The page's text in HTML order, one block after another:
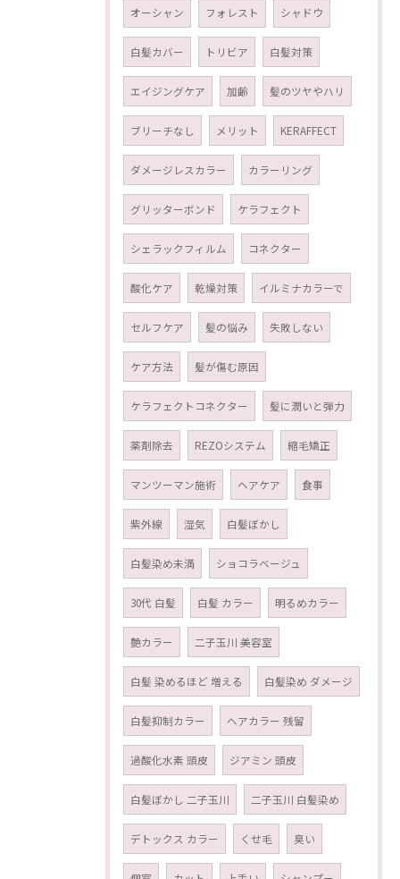
オーシャン フォレスト シャドウ
白髪カバー トリビア 白髪対策
エイジングケア 加齢 髪のツヤやハリ
ブリーチなし メリット KERAFFECT
ダメージレスカラー カラーリング
グリッターボンド ケラフェクト
シェラックフィルム コネクター
酸化ケア 乾燥対策 イルミナカラーで
セルフケア 髪の悩み 失敗しない
ケア方法 髪が傷む原因
ケラフェクトコネクター 髪に潤いと弾力
薬剤除去 REZOシステム 縮毛矯正
マンツーマン施術 ヘアケア 食事
紫外線 湿気 白髪ぼかし
白髪染め未満 ショコラベージュ
30代 白髪 白髪 カラー 明るめカラー
艶カラー 二子玉川 美容室
白髪 染めるほど 増える 白髪染め ダメージ
白髪抑制カラー ヘアカラー 残留
過酸化水素 頭皮 ジアミン 頭皮
白髪ぼかし 二子玉川 二子玉川 白髪染め
デトックス カラー くせ毛 臭い